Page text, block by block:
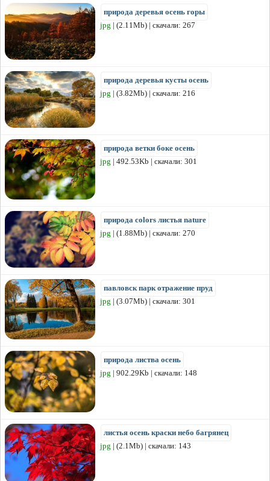
природа деревья осень горы
jpg | (2.11Mb) | скачали: 267
природа деревья кусты осень
jpg | (3.82Mb) | скачали: 216
природа ветки боке осень
jpg | 492.53Kb | скачали: 301
природа colors листья nature
jpg | (1.88Mb) | скачали: 270
павловск парк отражение пруд
jpg | (3.07Mb) | скачали: 301
природа листва осень
jpg | 902.29Kb | скачали: 148
листья осень краски небо багрянец
jpg | (2.1Mb) | скачали: 143